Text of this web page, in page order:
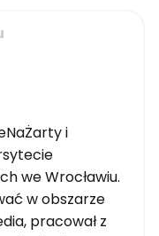
i
we Wrocławiu.
w obszarze
pracował z